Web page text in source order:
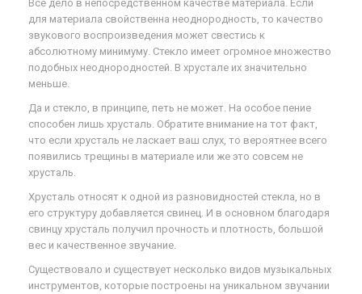
Все дело в непосредственном качестве материала. Если
для материала свойственна неоднородность, то качество
звукового воспроизведения может свестись к
абсолютному минимуму. Стекло имеет огромное множество
подобных неоднородностей. В хрустале их значительно
меньше.
Да и стекло, в принципе, петь не может. На особое пение
способен лишь хрусталь. Обратите внимание на тот факт,
что если хрусталь не ласкает ваш слух, то вероятнее всего
появились трещины в материале или же это совсем не
хрусталь.
Хрусталь относят к одной из разновидностей стекла, но в
его структуру добавляется свинец. И в основном благодаря
свинцу хрусталь получил прочность и плотность, большой
вес и качественное звучание.
Существовало и существует несколько видов музыкальных
инструментов, которые построены на уникальном звучании